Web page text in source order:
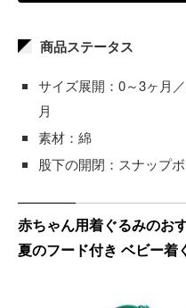
商品ステータス
サイズ展開：0～3ヶ月
月
素材：綿
股下の開閉：スナップ
赤ちゃん用着ぐるみのお
夏のフード付き ベビー着